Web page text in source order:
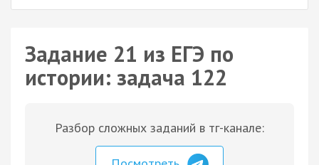
Задание 21 из ЕГЭ по
истории: задача 122
Разбор сложных заданий в тг-канале: